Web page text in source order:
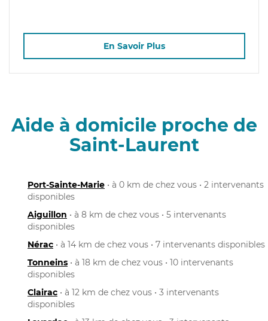
En Savoir Plus
Aide à domicile proche de
Saint-Laurent
Port-Sainte-Marie • à 0 km de chez vous • 2 intervenants
disponibles
Aiguillon • à 8 km de chez vous • 5 intervenants
disponibles
Nérac • à 14 km de chez vous • 7 intervenants disponibles
Tonneins • à 18 km de chez vous • 10 intervenants
disponibles
Clairac • à 12 km de chez vous • 3 intervenants
disponibles